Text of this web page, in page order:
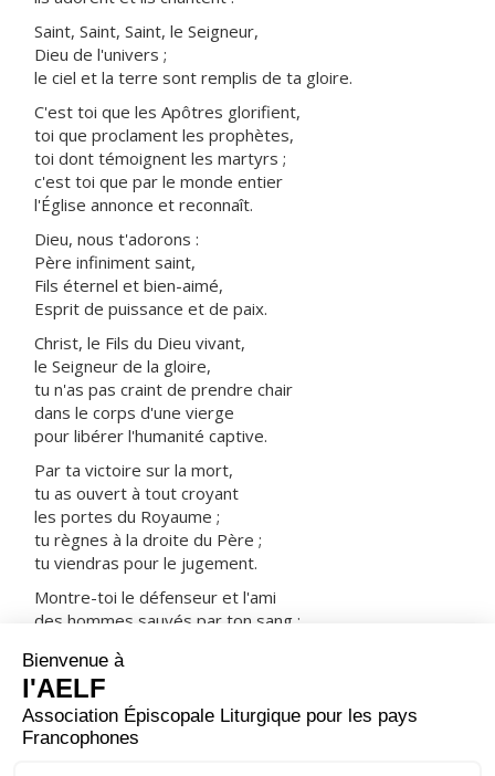
Saint, Saint, Saint, le Seigneur,
Dieu de l'univers ;
le ciel et la terre sont remplis de ta gloire.
C'est toi que les Apôtres glorifient,
toi que proclament les prophètes,
toi dont témoignent les martyrs ;
c'est toi que par le monde entier
l'Église annonce et reconnaît.
Dieu, nous t'adorons :
Père infiniment saint,
Fils éternel et bien-aimé,
Esprit de puissance et de paix.
Christ, le Fils du Dieu vivant,
le Seigneur de la gloire,
tu n'as pas craint de prendre chair
dans le corps d'une vierge
pour libérer l'humanité captive.
Par ta victoire sur la mort,
tu as ouvert à tout croyant
les portes du Royaume ;
tu règnes à la droite du Père ;
tu viendras pour le jugement.
Montre-toi le défenseur et l'ami
des hommes sauvés par ton sang :
dans ta joie et dans ta lumière.
ORAISON
Seigneur notre Père, en vénérant le Cœur de ton Fils